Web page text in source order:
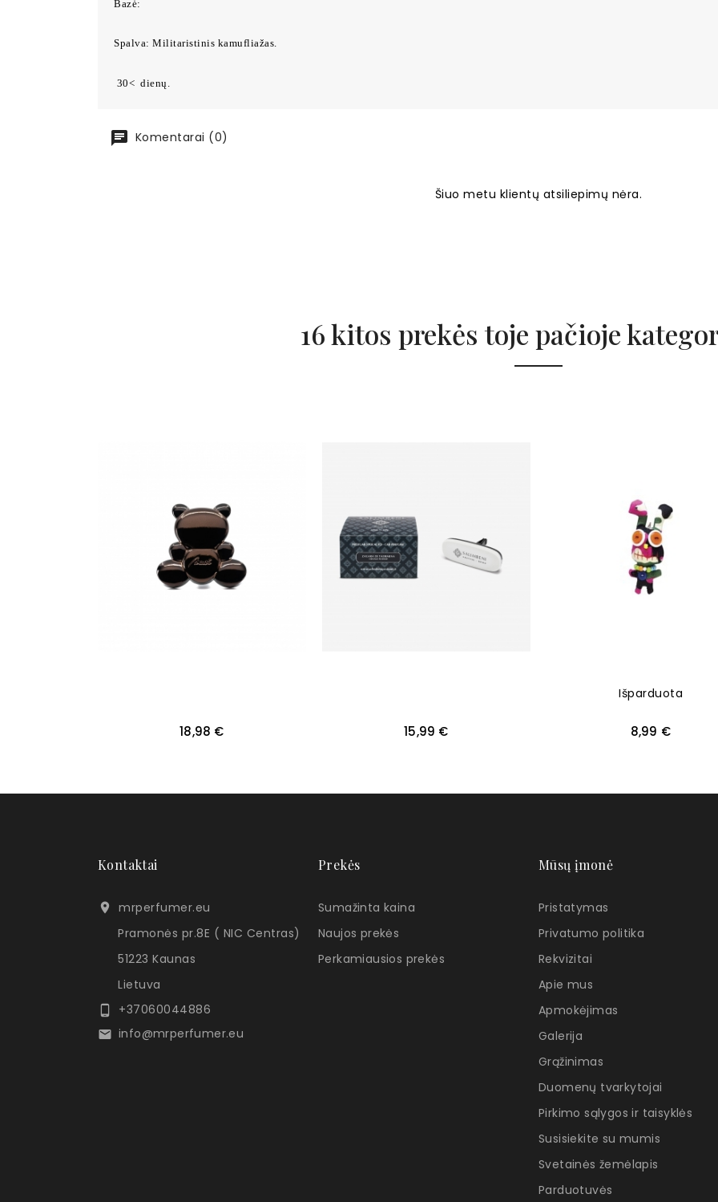
Bazė:
Spalva: Militaristinis kamufliažas.
30< dienų.
Komentarai (0)
Šiuo metu klientų atsiliepimų nėra.
16 kitos prekės toje pačioje
Kaina
18,98 € Kaina
15,99 €
Išparduota
Kaina
8,99 €
Kontaktai

mrperfumer.eu
Pramonės pr.8E ( NIC Centras)
51223 Kaunas
Lietuva
 +37060044886
 info@mrperfumer.eu
Prekės
Sumažinta kaina
Naujos prekės
Perkamiausios prekės
Mūsų įmonė
Pristatymas
Privatumo politika
Rekvizitai
Apie mus
Apmokėjimas
Galerija
Grąžinimas
Duomenų tvarkytojai
Pirkimo sąlygos ir taisyklės
Susisiekite su mumis
Svetainės žemėlapis
Parduotuvės